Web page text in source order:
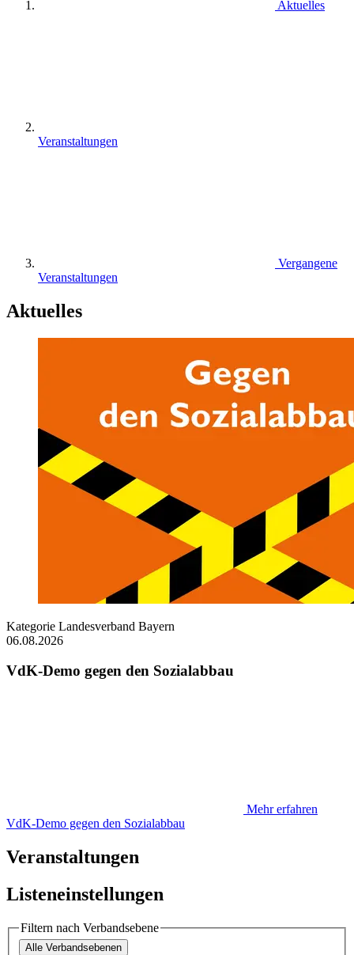
Aktuelles
Veranstaltungen
Vergangene
Veranstaltungen
Aktuelles
Kategorie Landesverband Bayern
06.08.2026
VdK-Demo gegen den Sozialabbau
Mehr erfahren
VdK-Demo gegen den Sozialabbau
Veranstaltungen
Listeneinstellungen
Filtern nach Verbandsebene
Alle Verbandsebenen